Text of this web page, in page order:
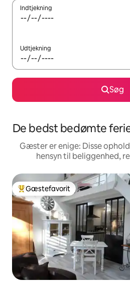
Indtjekning
Udtjekning
Søg
De bedst bedømte
Gæster er enige: Disse
hensyn til beliggenhed,
Bedste gæstefavorit
Gæstefavorit